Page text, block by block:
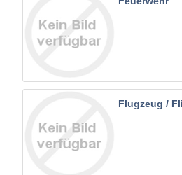
Flugzeug /